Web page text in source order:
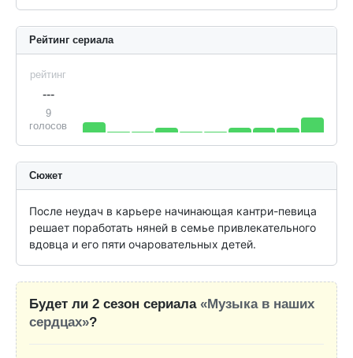
Рейтинг сериала
рейтинг
---
9
голосов
Сюжет
После неудач в карьере начинающая кантри-певица
решает поработать няней в семье привлекательного
вдовца и его пяти очаровательных детей.
Будет ли 2 сезон сериала «Музыка в наших
сердцах»?